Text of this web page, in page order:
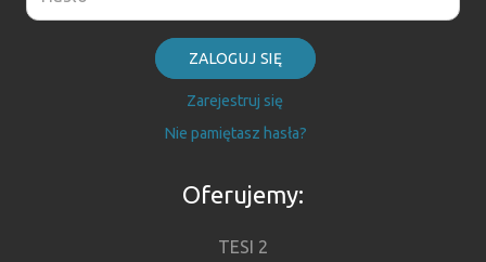
ZALOGUJ SIĘ
Zarejestruj się
Nie pamiętasz hasła?
Oferujemy:
TESI 2